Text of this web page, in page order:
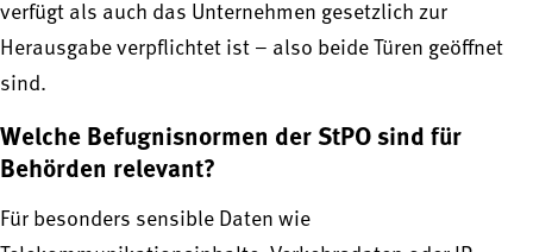
verfügt als auch das Unternehmen gesetzlich zur
Herausgabe verpflichtet ist – also beide Türen geöffnet
sind.
Welche Befugnisnormen der StPO sind für
Behörden relevant?
Für besonders sensible Daten wie